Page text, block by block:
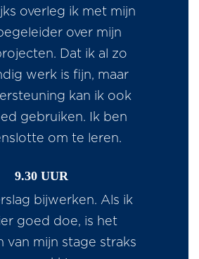
overleg ik met mijn
over mijn
Dat ik al zo
werk is fijn, maar
kan ik ook
gebruiken. Ik ben
om te leren.
9.30 UUR
bijwerken. Als ik
goed doe, is het
van mijn stage straks